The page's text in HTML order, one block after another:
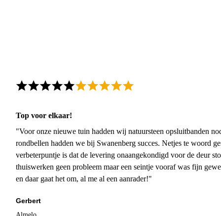
Top voor elkaar!
"Voor onze nieuwe tuin hadden wij natuursteen opsluitbanden
rondbellen hadden we bij Swanenberg succes. Netjes te woord
verbeterpuntje is dat de levering onaangekondigd voor de deur
thuiswerken geen probleem maar een seintje vooraf was fijn
en daar gaat het om, al me al een aanrader!"
Gerbert